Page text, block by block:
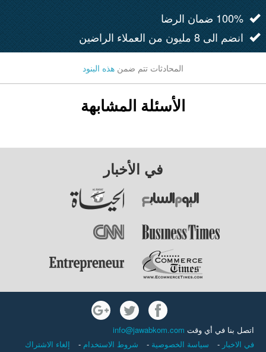
100% ضمان الرضا
انضم الى 8 مليون من العملاء الراضين
المحادثات تتم ضمن هذه البنود
الأسئلة المشابهة
في الأخبار
اتصل بنا في أي وقت info@jawabkom.com
في الاخبار - سياسة الخصوصية - شروط الاستخدام - إلغاء الاشتراك